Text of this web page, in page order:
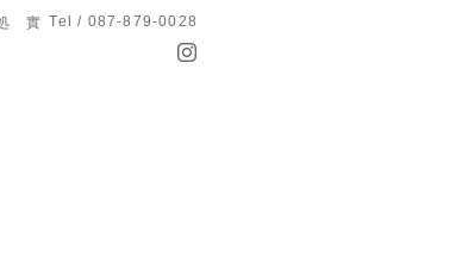
實 Tel / 087-879-0028